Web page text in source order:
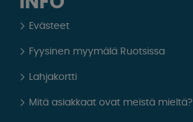
Evästeet
Fyysinen myymälä Ruotsissa
Lahjakortti
Mitä asiakkaat ovat meistä mieltä?